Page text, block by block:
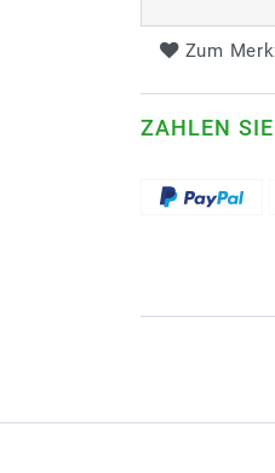
Zum
ZAHLEN